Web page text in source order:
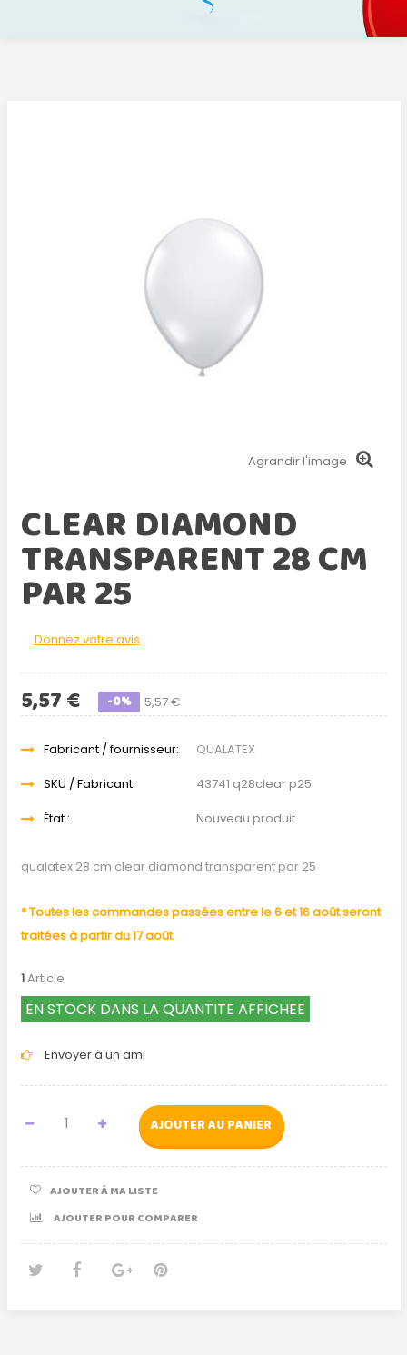
Agrandir l'image
CLEAR DIAMOND
TRANSPARENT 28 CM
PAR 25
Donnez votre avis
5,57 €
5,57 € -0%
Fabricant / fournisseur:
QUALATEX
SKU / Fabricant:
43741 q28clear p25
État :
Nouveau produit
qualatex 28 cm clear diamond transparent par 25
* Toutes les commandes passées entre le 6 et 16 août seront
traitées à partir du 17 août.
1Article
EN STOCK DANS LA QUANTITE AFFICHEE
Envoyer à un ami
AJOUTER AU PANIER
AJOUTER À MA LISTE
AJOUTER POUR COMPARER